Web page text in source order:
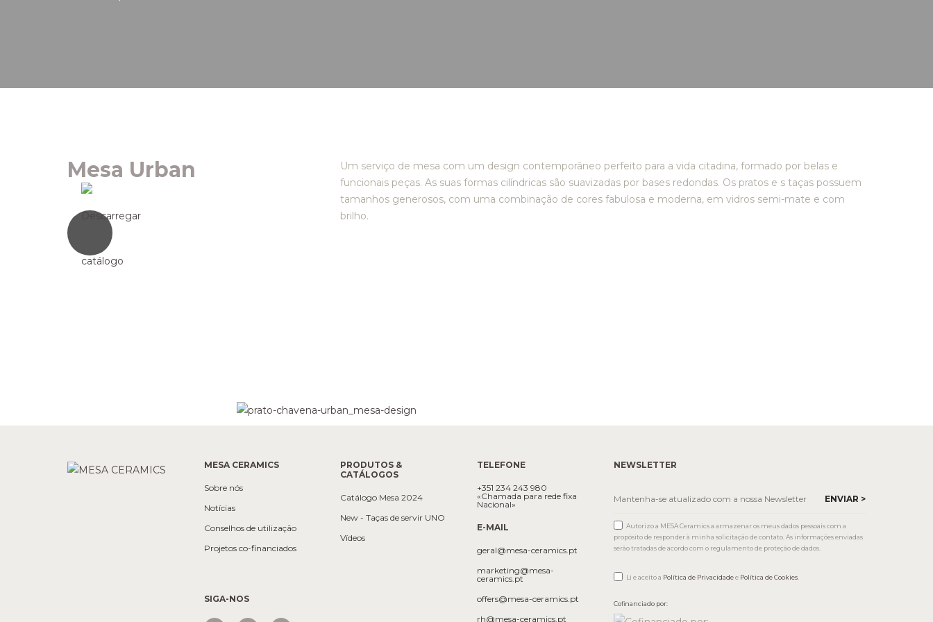
Mesa Urban
Um serviço de mesa com um design contemporâneo perfeito para a vida citadina, formado por belas e
funcionais peças. As suas formas cilíndricas são suavizadas por bases redondas. Os pratos e s taças possuem
tamanhos generosos, com uma combinação de cores fabulosa e moderna, em vidros semi-mate e com
brilho.
MESA CERAMICS
Sobre nós
Notícias
Conselhos de utilização
Projetos co-financiados
SIGA-NOS
PRODUTOS &
CATÁLOGOS
Catálogo Mesa 2024
New - Taças de servir UNO
Vídeos
TELEFONE
+351 234 243 980
«Chamada para rede fixa
Nacional»
E-MAIL
geral@mesa-ceramics.pt
marketing@mesa-
ceramics.pt
offers@mesa-ceramics.pt
rh@mesa-ceramics.pt
NEWSLETTER
Autorizo a MESA Ceramics a armazenar os meus dados pessoais com a
propósito de responder à minha solicitação de contato. As informações enviadas
serão tratadas de acordo com o regulamento de proteção de dados.
Li e aceito a Política de Privacidadee Política de Cookies.
Cofinanciado por: